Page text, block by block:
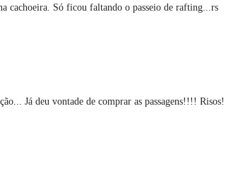
cachoeira. Só ficou faltando o passeio de rafting...rs
Já deu vontade de comprar as passagens!!!! Risos!